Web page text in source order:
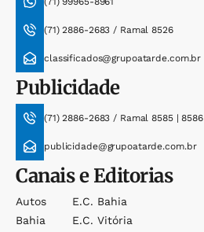
(71) 2886-2683 / Ramal 8526
classificados@grupoatarde.com.br
Publicidade
(71) 2886-2683 / Ramal 8585 | 8586
publicidade@grupoatarde.com.br
Canais e Editorias
Autos
Bahia
E.c. Bahia
E.c. Vitória